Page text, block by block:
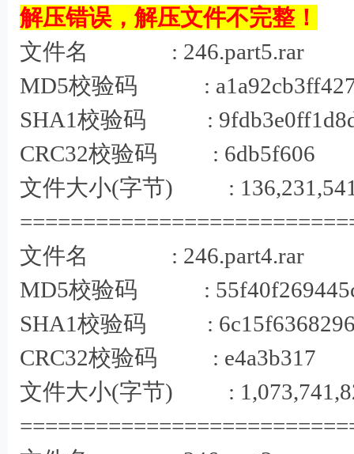
解压错误，解压文件不完整！
文件名 : 246.part5.rar
MD5校验码 :
SHA1校验码 :
CRC32校验码 : 6db5f606
文件大小(字节) :
文件名 : 246.part4.rar
MD5校验码 :
SHA1校验码 :
CRC32校验码 : e4a3b317
文件大小(字节) :